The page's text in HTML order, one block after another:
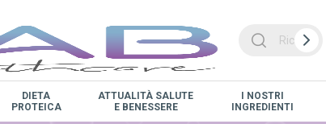
DIETA
PROTEICA
ATTUALITÀ SALUTE
E BENESSERE
I NOSTRI
INGREDIENTI